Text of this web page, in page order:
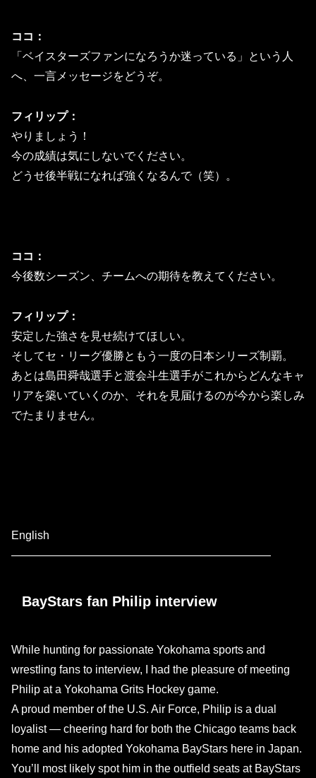
ココ：
「ベイスターズファンになろうか迷っている」という人
へ、一言メッセージをどうぞ。
フィリップ：
やりましょう！
今の成績は気にしないでください。
どうせ後半戦になれば強くなるんで（笑）。
ココ：
今後数シーズン、チームへの期待を教えてください。
フィリップ：
安定した強さを見せ続けてほしい。
そしてセ・リーグ優勝ともう一度の日本シリーズ制覇。
あとは島田舜哉選手と渡会斗生選手がこれからどんなキャ
リアを築いていくのか、それを見届けるのが今から楽しみ
でたまりません。
English
———————————————————————
BayStars fan Philip interview
While hunting for passionate Yokohama sports and
wrestling fans to interview, I had the pleasure of meeting
Philip at a Yokohama Grits Hockey game.
A proud member of the U.S. Air Force, Philip is a dual
loyalist — cheering hard for both the Chicago teams back
home and his adopted Yokohama BayStars here in Japan.
You’ll most likely spot him in the outfield seats at BayStars